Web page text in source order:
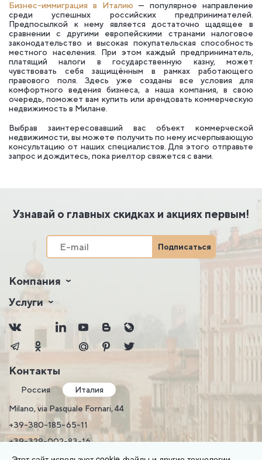
Бизнес-иммиграция в Италию — популярное направление
среди успешных российских предпринимателей.
Предпосылкой к нему является достаточно щадящее в
сравнении с другими европейскими странами налоговое
законодательство и высокая покупательская способность
местного населения. При этом каждый предприниматель,
платящий налоги в государственную казну, может
чувствовать себя защищённым в рамках работающего
правового поля. Здесь уже созданы все условия для
комфортного ведения бизнеса, а наша компания, в свою
очередь, поможет вам купить или арендовать коммерческую
недвижимость в Милане.
Выбрав заинтересовавший вас объект коммерческой
недвижимости, вы можете получить по нему исчерпывающую
консультацию от наших специалистов. Для этого отправьте
запрос и дождитесь, пока риелтор свяжется с вами.
Узнавай о главных скидках и акциях первым!
Подписаться
Компания
Услуги
Контакты
Россия
Италия
Milano, via Pasquale Fornari, 44
+39-380-185-65-11
+39-329-002-83-16
Telegram, WhatsApp, Viber